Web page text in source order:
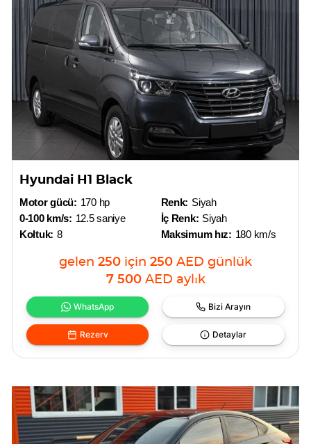
Hyundai H1 Black
Motor gücü: 170 hp
0-100 km/s: 12.5 saniye
Koltuk: 8
Renk: Siyah
İç Renk: Siyah
Maksimum hız: 180 km/s
gelen 250 için 250 AED günlük
7 500 AED aylık
WhatsApp Bizi Arayın
Rezerv Detaylar